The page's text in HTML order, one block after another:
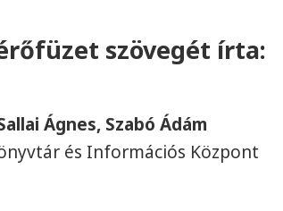
szövegét írta:
Ágnes, Szabó Ádám
és Információs Központ